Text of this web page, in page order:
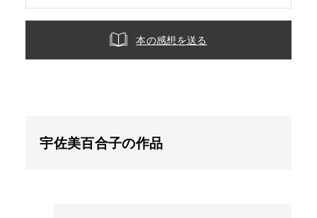
本の感想を送る
宇佐美百合子の作品